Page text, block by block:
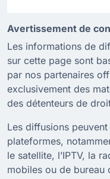
Avertissement de
Les informations de
sur cette page sont
par nos partenaires
exclusivement des
des détenteurs de
Les diffusions
plateformes,
le satellite, l’IPTV, la
mobiles ou de bureau